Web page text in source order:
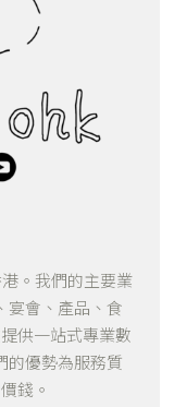
。我們的主要業
宴會、產品、食
供一站式專業數
的優勢為服務質
錢。